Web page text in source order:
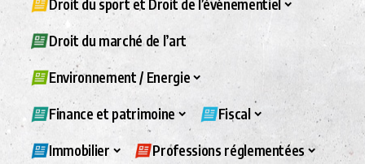
Droit du sport et Droit de l’évènementiel
Droit du marché de l’art
Environnement / Energie
Finance et patrimoine Fiscal
Immobilier Professions réglementées